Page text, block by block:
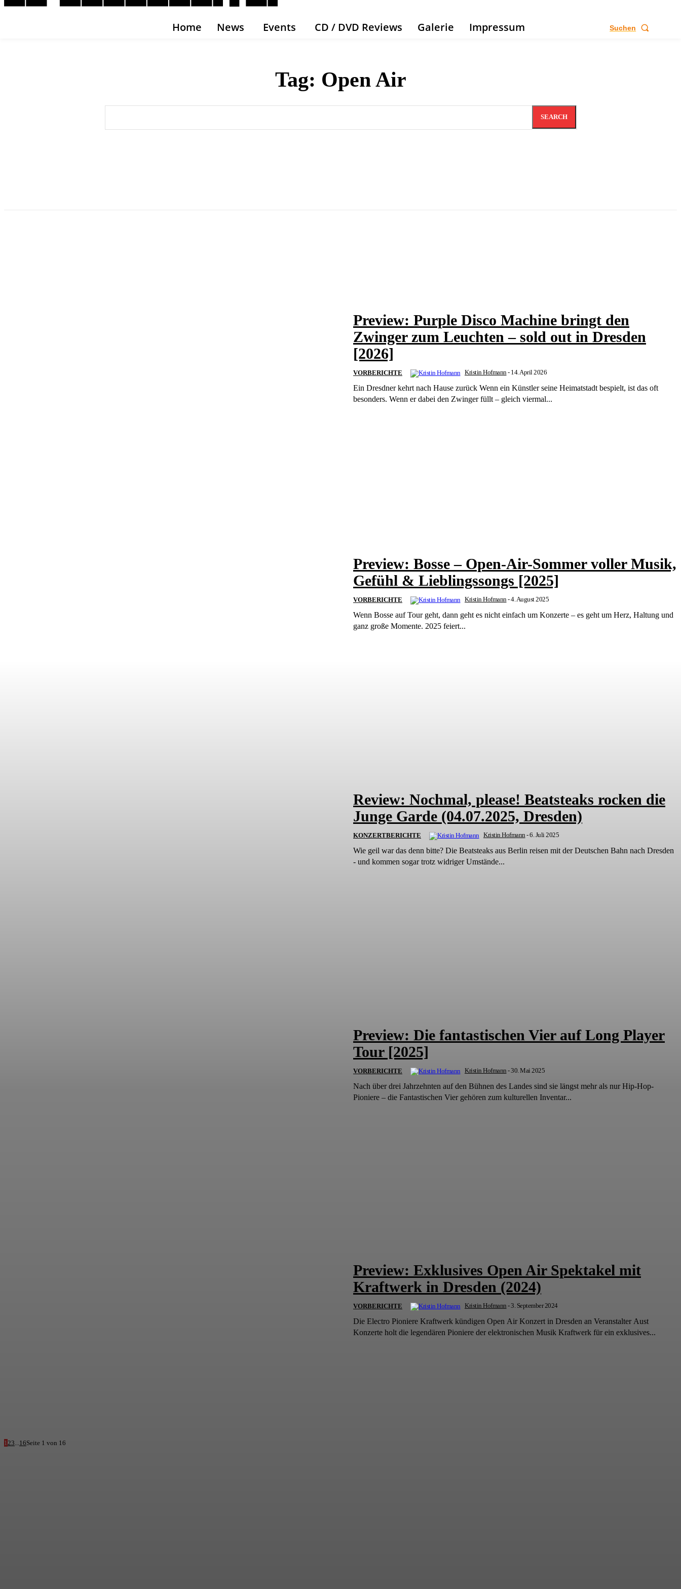
Home News Events CD / DVD Reviews Galerie Impressum Suchen
Tag: Open Air
SEARCH
Preview: Purple Disco Machine bringt den
Zwinger zum Leuchten – sold out in Dresden
[2026]
VORBERICHTE Kristin Hofmann - 14. April 2026
Ein Dresdner kehrt nach Hause zurück Wenn ein Künstler seine Heimatstadt bespielt, ist das oft
besonders. Wenn er dabei den Zwinger füllt – gleich viermal...
Preview: Bosse – Open-Air-Sommer voller Musik,
Gefühl & Lieblingssongs [2025]
VORBERICHTE Kristin Hofmann-4. August 2025
Wenn Bosse auf Tour geht, dann geht es nicht einfach um Konzerte – es geht um Herz, Haltung und
ganz große Momente. 2025 feiert...
Review: Nochmal, please! Beatsteaks rocken die
Junge Garde (04.07.2025, Dresden)
KONZERTBERICHTE Kristin Hofmann -6. Juli 2025
Wie geil war das denn bitte? Die Beatsteaks aus Berlin reisen mit der Deutschen Bahn nach Dresden
- und kommen sogar trotz widriger Umstände...
Preview: Die fantastischen Vier auf Long Player
Tour [2025]
VORBERICHTE Kristin Hofmann -30. Mai 2025
Nach über drei Jahrzehnten auf den Bühnen des Landes sind sie längst mehr als nur Hip-Hop-
Pioniere – die Fantastischen Vier gehören zum kulturellen Inventar...
Preview: Exklusives Open Air Spektakel mit
Kraftwerk in Dresden (2024)
VORBERICHTE Kristin Hofmann -3. September 2024
Die Electro Pioniere Kraftwerk kündigen Open Air Konzert in Dresden an Veranstalter Aust
Konzerte holt die legendären Pioniere der elektronischen Musik Kraftwerk für ein exklusives...
123...16Seite 1 von 16